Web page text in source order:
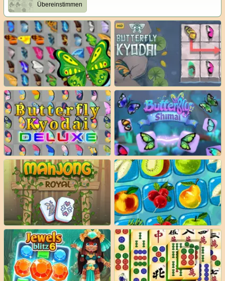
Übereinstimmen